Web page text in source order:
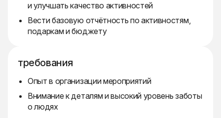
и улучшать качество активностей
Вести базовую отчётность по активностям,
подаркам и бюджету
требования
Опыт в организации мероприятий
Внимание к деталям и высокий уровень заботы
о людях